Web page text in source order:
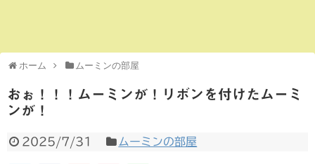
ホーム ムーミンの部屋
おぉ！！！ムーミンが！リボンを付けたムーミ
ンが！
2025/7/31 ムーミンの部屋